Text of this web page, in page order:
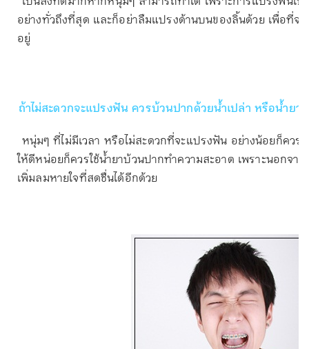
อย่างทั่วถึงที่สุด และก็อย่าลืมแปรงด้านบนของลิ้นด้วย เพื่อที่จ
อยู่
ถ้าไม่สะดวกจะแปรงฟัน ควรบ้วนปากด้วยน้ำเปล่า หรือน้ำยา
หนุ่มๆ ที่ไม่มีเวลา หรือไม่สะดวกที่จะแปรงฟัน อย่างน้อยก็ควร
ให้ดีหน่อยก็ควรใช้น้ำยาบ้วนปากทำความสะอาด เพราะนอกจา
เพิ่มลมหายใจที่สดชื่นได้อีกด้วย